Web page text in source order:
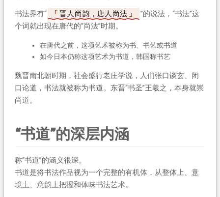
书法界有“ 晋人尚韵，唐人尚法
”的说法，“书法”这
个词就出现在唐代的“尚法”时期。
在唐代之前，这项艺术被称为书、书艺或书道
如今日本仍称这项艺术为书道，韩国称书艺
魏晋南北朝时期，社会盛行老庄学说，人们张口谈玄、闭
口论道，书法就被称为书道。东晋“书圣”王羲之，本身就崇
尚道。
“书道”的深层内涵
称“书道”的涵义很深。
书道是将书法作品视为一个完整的有机体，从整体上、意
境上、意韵上把握和体味书法艺术。